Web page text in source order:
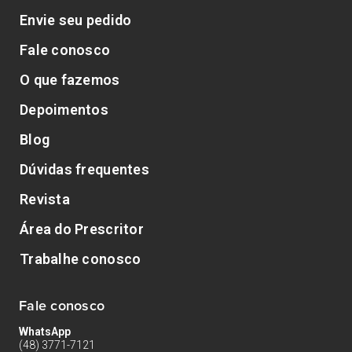
Envie seu pedido
Fale conosco
O que fazemos
Depoimentos
Blog
Dúvidas frequentes
Revista
Área do Prescritor
Trabalhe conosco
Fale conosco
WhatsApp
(48) 3771-7121